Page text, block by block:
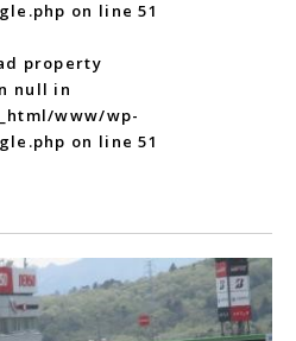
on line51
property
null in
www/wp-
on line51